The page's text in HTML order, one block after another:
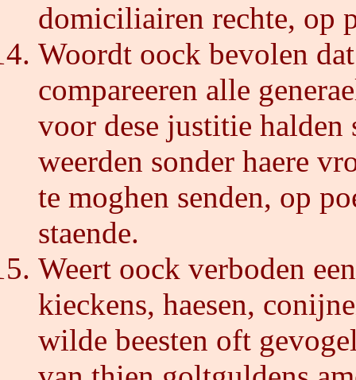
domiciliairen rechte, op
Woordt oock bevolen
compareeren alle
voor dese justitie halden
weerden sonder haere
te moghen senden, op
staende.
Weert oock verboden
kieckens, haesen,
wilde beesten oft